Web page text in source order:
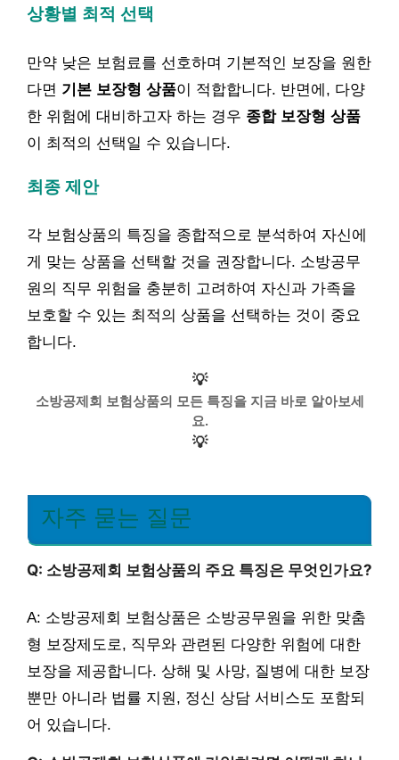
상황별 최적 선택
만약 낮은 보험료를 선호하며 기본적인 보장을 원한
다면 기본 보장형 상품이 적합합니다. 반면에, 다양
한 위험에 대비하고자 하는 경우 종합 보장형 상품
이 최적의 선택일 수 있습니다.
최종 제안
각 보험상품의 특징을 종합적으로 분석하여 자신에
게 맞는 상품을 선택할 것을 권장합니다. 소방공무
원의 직무 위험을 충분히 고려하여 자신과 가족을
보호할 수 있는 최적의 상품을 선택하는 것이 중요
합니다.
💡
소방공제회 보험상품의 모든 특징을 지금 바로 알아보세
요.
💡
자주 묻는 질문
Q: 소방공제회 보험상품의 주요 특징은 무엇인가요?
A: 소방공제회 보험상품은 소방공무원을 위한 맞춤
형 보장제도로, 직무와 관련된 다양한 위험에 대한
보장을 제공합니다. 상해 및 사망, 질병에 대한 보장
뿐만 아니라 법률 지원, 정신 상담 서비스도 포함되
어 있습니다.